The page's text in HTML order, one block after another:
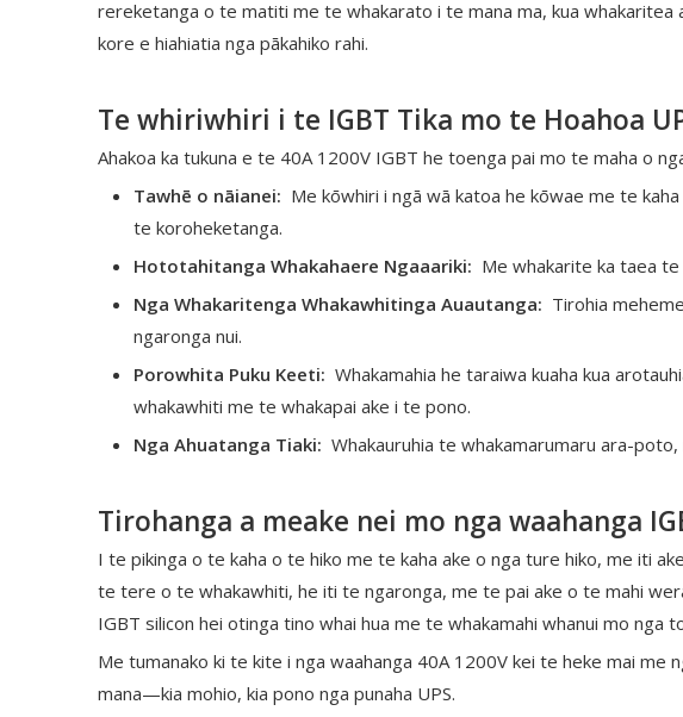
rereketanga o te matiti me te whakarato i te mana ma, kua
kore e hiahiatia nga pākahiko rahi.
Te whiriwhiri i te IGBT Tika mo te Hoahoa
Ahakoa ka tukuna e te 40A 1200V IGBT he toenga pai mo te maha o
Tawhē o nāianei: Me kōwhiri i ngā wā katoa he kōwae me te
te koroheketanga.
Hototahitanga Whakahaere Ngaaariki: Me whakarite ka taea
Nga Whakaritenga Whakawhitinga Auautanga: Tirohia
ngaronga nui.
Porowhita Puku Keeti: Whakamahia he taraiwa kuaha kua
whakawhiti me te whakapai ake i te pono.
Nga Ahuatanga Tiaki: Whakauruhia te whakamarumaru ara-
Tirohanga a meake nei mo nga waahanga
I te pikinga o te kaha o te hiko me te kaha ake o nga ture hiko, me iti
te tere o te whakawhiti, he iti te ngaronga, me te pai ake o te mahi
IGBT silicon hei otinga tino whai hua me te whakamahi whanui mo nga
Me tumanako ki te kite i nga waahanga 40A 1200V kei te heke mai
mana—kia mohio, kia pono nga punaha UPS.